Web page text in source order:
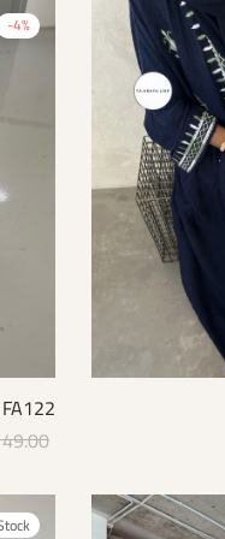
-4%
FA122
49.00